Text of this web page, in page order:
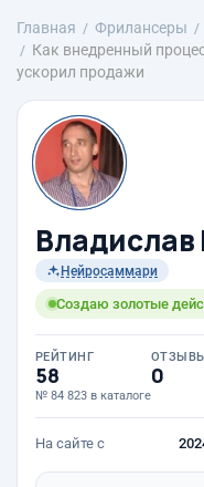
Главная Фрилансеры
Как внедренный
ускорил продажи
Владислав
Нейросаммари
Создаю золотые
РЕЙТИНГ
58
№ 84 823 в каталоге
0
На сайте с